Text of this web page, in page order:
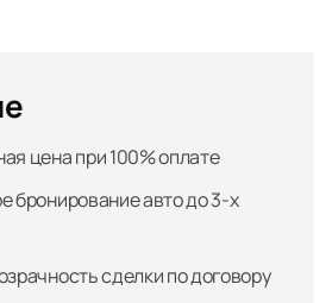
цена при 100% оплате
бронирование авто до 3-х
сделки по договору